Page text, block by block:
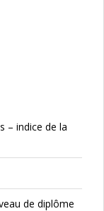
– indice de la
de diplôme